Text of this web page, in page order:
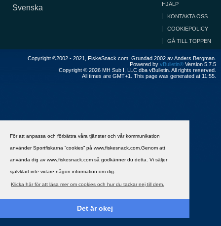
För att anpassa och förbättra våra tjänster och vår kommunikation
använder Sportfiskarna ”cookies” på www.fiskesnack.com.Genom att
använda dig av www.fiskesnack.com så godkänner du detta. Vi säljer
självklart inte vidare någon information om dig.
Klicka här för att läsa mer om cookies och hur du tackar nej till dem.
Det är okej
Svenska HJÄLP
KONTAKTA OSS
COOKIEPOLICY
GÅ TILL TOPPEN
Copyright ©2002 - 2021, FiskeSnack.com. Grundad 2002 av Anders Bergman.
Powered by vBulletin® Version 5.7.5
Copyright © 2026 MH Sub I, LLC dba vBulletin. All rights reserved.
All times are GMT+1. This page was generated at 11:55.